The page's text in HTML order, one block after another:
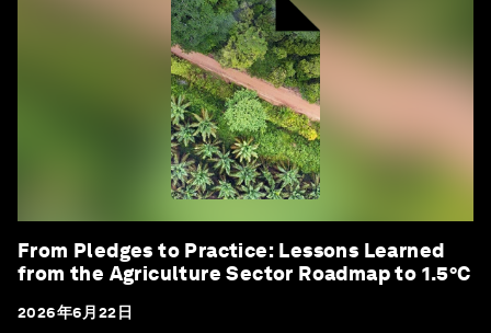
From Pledges to Practice: Lessons Learned
from the Agriculture Sector Roadmap to 1.5°C
2026年6月22日